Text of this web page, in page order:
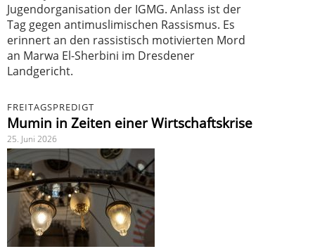
Jugendorganisation der IGMG. Anlass ist der
Tag gegen antimuslimischen Rassismus. Es
erinnert an den rassistisch motivierten Mord
an Marwa El-Sherbini im Dresdener
Landgericht.
FREITAGSPREDIGT
Mumin in Zeiten einer Wirtschaftskrise
25. Juni 2026